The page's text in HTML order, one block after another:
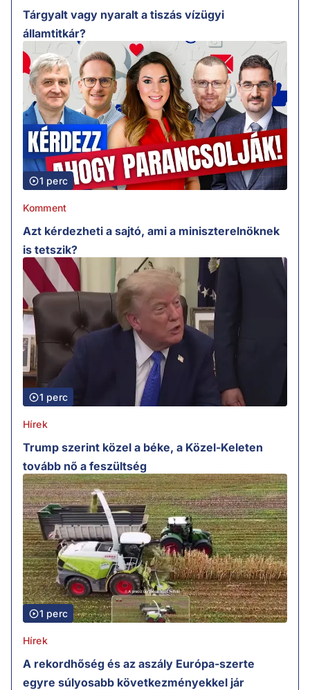
Tárgyalt vagy nyaralt a tiszás vízügyi
államtitkár?
1 perc
Komment
Azt kérdezheti a sajtó, ami a miniszterelnöknek
is tetszik?
1 perc
Hírek
Trump szerint közel a béke, a Közel-Keleten
tovább nő a feszültség
1 perc
Hírek
A rekordhőség és az aszály Európa-szerte
egyre súlyosabb következményekkel jár